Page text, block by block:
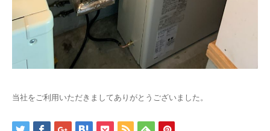
当社をご利用いただきましてありがとうございました。